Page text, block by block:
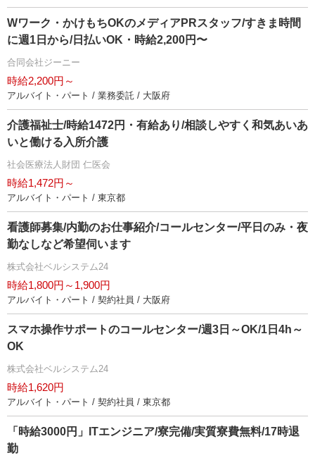
Wワーク・かけもちOKのメディアPRスタッフ/すきま時間
に週1日から/日払いOK・時給2,200円〜
合同会社ジーニー
時給2,200円～
アルバイト・パート / 業務委託 / 大阪府
介護福祉士/時給1472円・有給あり/相談しやすく和気あいあ
いと働ける入所介護
社会医療法人財団 仁医会
時給1,472円～
アルバイト・パート / 東京都
看護師募集/内勤のお仕事紹介/コールセンター/平日のみ・夜
勤なしなど希望伺います
株式会社ベルシステム24
時給1,800円～1,900円
アルバイト・パート / 契約社員 / 大阪府
スマホ操作サポートのコールセンター/週3日～OK/1日4h～
OK
株式会社ベルシステム24
時給1,620円
アルバイト・パート / 契約社員 / 東京都
「時給3000円」ITエンジニア/寮完備/実質寮費無料/17時退
勤